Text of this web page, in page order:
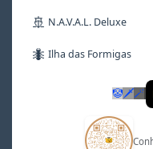
🚢 N.A.V.A.L. Deluxe
🐜 Ilha das Formigas
🤡 🗡🪄